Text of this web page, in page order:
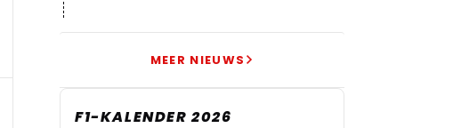
MEER NIEUWS
F1-KALENDER 2026